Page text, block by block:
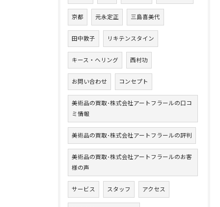
京都 元永定正 三島喜美代
田中敦子 リキテンスタイン
キース・ヘリング 西村功
お問い合わせ コンセプト
美術品の買取･株式会社アートフラールの口コ
ミ情報
美術品の買取･株式会社アートフラールの評判
美術品の買取･株式会社アートフラールのお客
様の声
サービス スタッフ アクセス